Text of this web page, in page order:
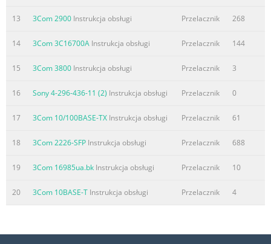
13 3Com 2900 Instrukcja obsługi Przelacznik 268
14 3Com 3C16700A Instrukcja obsługi Przelacznik 144
15 3Com 3800 Instrukcja obsługi Przelacznik 3
16 Sony 4-296-436-11 (2) Instrukcja obsługi Przelacznik 0
17 3Com 10/100BASE-TX Instrukcja obsługi Przelacznik 61
18 3Com 2226-SFP Instrukcja obsługi Przelacznik 688
19 3Com 16985ua.bk Instrukcja obsługi Przelacznik 10
20 3Com 10BASE-T Instrukcja obsługi Przelacznik 4